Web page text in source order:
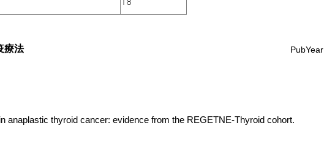
療法 PubYear
anaplastic thyroid cancer: evidence from the REGETNE-Thyroid cohort.